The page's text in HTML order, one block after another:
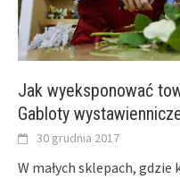
Jak wyeksponować
Gabloty
30 grudnia 2017
W małych sklepach,